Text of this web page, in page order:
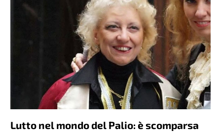
Lutto nel mondo del Palio: è scomparsa